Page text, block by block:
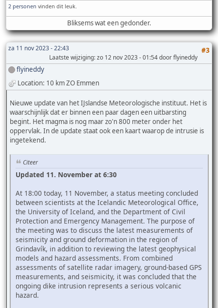
2 personen vinden dit leuk.
Bliksems wat een gedonder.
za 11 nov 2023 - 22:43 #3
Laatste wijziging: zo 12 nov 2023 - 01:54 door flyineddy
flyineddy
Location: 10 km ZO Emmen
Nieuwe update van het IJslandse Meteorologische instituut. Het is
waarschijnlijk dat er binnen een paar dagen een uitbarsting
begint. Het magma is nog maar zo'n 800 meter onder het
oppervlak. In de update staat ook een kaart waarop de intrusie is
ingetekend.
Citeer
Updated 11. November at 6:30
At 18:00 today, 11 November, a status meeting concluded
between scientists at the Icelandic Meteorological Office,
the University of Iceland, and the Department of Civil
Protection and Emergency Management. The purpose of
the meeting was to discuss the latest measurements of
seismicity and ground deformation in the region of
Grindavík, in addition to reviewing the latest geophysical
models and hazard assessments. From combined
assessments of satellite radar imagery, ground-based GPS
measurements, and seismicity, it was concluded that the
ongoing dike intrusion represents a serious volcanic
hazard.